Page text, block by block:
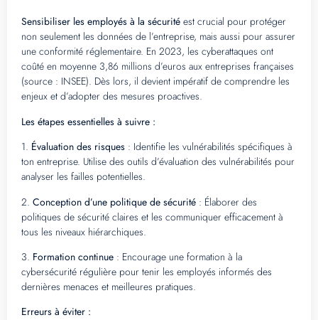
Sensibiliser les employés à la sécurité est crucial pour protéger
non seulement les données de l’entreprise, mais aussi pour assurer
une conformité réglementaire. En 2023, les cyberattaques ont
coûté en moyenne 3,86 millions d’euros aux entreprises françaises
(source : INSEE). Dès lors, il devient impératif de comprendre les
enjeux et d’adopter des mesures proactives.
Les étapes essentielles à suivre :
1. Évaluation des risques : Identifie les vulnérabilités spécifiques à
ton entreprise. Utilise des outils d’évaluation des vulnérabilités pour
analyser les failles potentielles.
2. Conception d’une politique de sécurité : Élaborer des
politiques de sécurité claires et les communiquer efficacement à
tous les niveaux hiérarchiques.
3. Formation continue : Encourage une formation à la
cybersécurité régulière pour tenir les employés informés des
dernières menaces et meilleures pratiques.
Erreurs à éviter :